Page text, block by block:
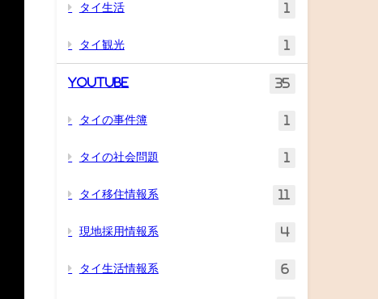
タイ生活 1
タイ観光 1
YouTube 35
タイの事件簿 1
タイの社会問題
タイ移住情報系
現地採用情報系 4
タイ生活情報系 6